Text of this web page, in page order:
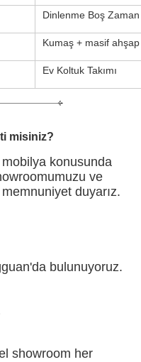
Dinlenme Boş Zaman
Kumaş + masif ahşap
Ev Koltuk Takımı
misiniz?
mobilya konusunda
ve
duyarız.
bulunuyoruz.
showroom her